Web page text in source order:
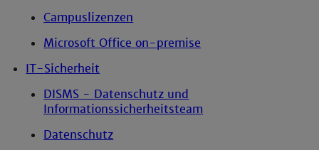
Campuslizenzen
Microsoft Office on-premise
IT-Sicherheit
DISMS - Datenschutz und
Informationssicherheitsteam
Datenschutz